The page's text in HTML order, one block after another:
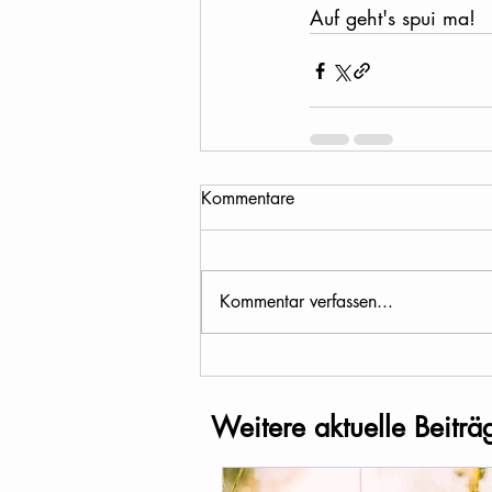
Auf geht's spui ma!
Kommentare
Kommentar verfassen...
Weitere aktuelle